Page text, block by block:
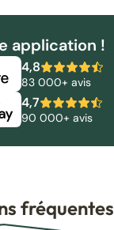
application !
4,8
83 000+ avis
4,7
90 000+ avis
fréquentes